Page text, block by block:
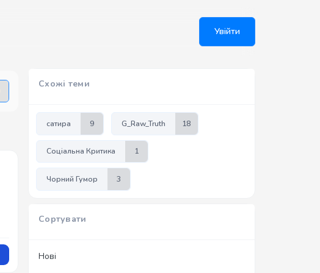
Увійти
Схожі теми
сатира 9 G_Raw_Truth 18
Соціальна Критика 1
Чорний Гумор 3
Сортувати
Нові